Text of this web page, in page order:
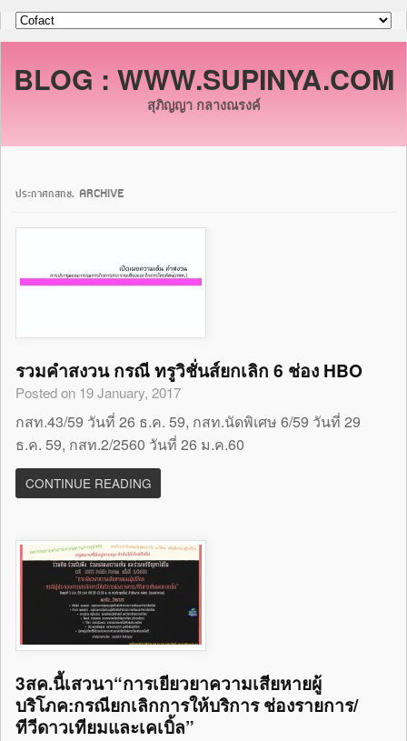
BLOG : WWW.SUPINYA.COM
สุภิญญา กลางณรงค์
ประกาศกสทช. ARCHIVE
รวมคำสงวน กรณี ทรูวิชั่นส์ยกเลิก 6 ช่อง HBO
Posted on 19 January, 2017
กสท.43/59 วันที่ 26 ธ.ค. 59, กสท.นัดพิเศษ 6/59 วันที่ 29
ธ.ค. 59, กสท.2/2560 วันที่ 26 ม.ค.60
CONTINUE READING
3สค.นี้เสวนา“การเยียวยาความเสียหายผู้
บริโภค:กรณียกเลิกการให้บริการ ช่องรายการ/
ทีวีดาวเทียมและเคเบิ้ล”